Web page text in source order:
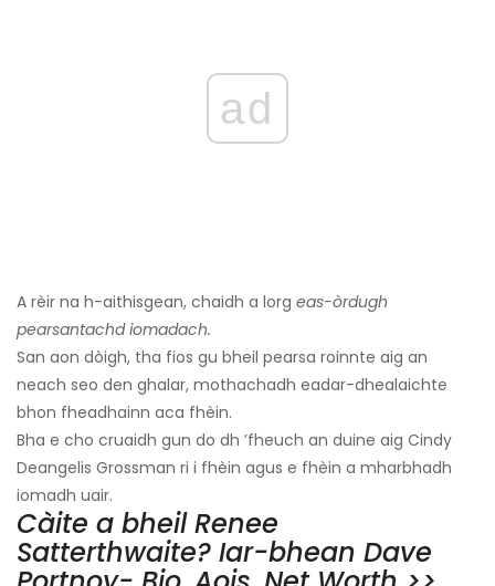
ad
A rèir na h-aithisgean, chaidh a lorg eas-òrdugh
pearsantachd iomadach.
San aon dòigh, tha fios gu bheil pearsa roinnte aig an
neach seo den ghalar, mothachadh eadar-dhealaichte
bhon fheadhainn aca fhèin.
Bha e cho cruaidh gun do dh ’fheuch an duine aig Cindy
Deangelis Grossman ri i fhèin agus e fhèin a mharbhadh
iomadh uair.
Càite a bheil Renee
Satterthwaite? Iar-bhean Dave